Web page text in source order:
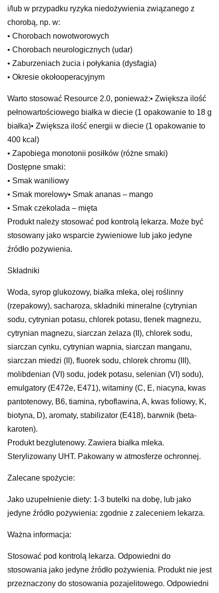
i/lub w przypadku ryzyka niedożywienia związanego z
chorobą, np. w:
• Chorobach nowotworowych
• Chorobach neurologicznych (udar)
• Zaburzeniach żucia i połykania (dysfagia)
• Okresie okołooperacyjnym
Warto stosować Resource 2.0, ponieważ:• Zwiększa ilość
pełnowartościowego białka w diecie (1 opakowanie to 18 g
białka)• Zwiększa ilość energii w diecie (1 opakowanie to
400 kcal)
• Zapobiega monotonii posiłków (różne smaki)
Dostępne smaki:
• Smak waniliowy
• Smak morelowy• Smak ananas – mango
• Smak czekolada – mięta
Produkt należy stosować pod kontrolą lekarza. Może być
stosowany jako wsparcie żywieniowe lub jako jedyne
źródło pożywienia.
Składniki
Woda, syrop glukozowy, białka mleka, olej roślinny
(rzepakowy), sacharoza, składniki mineralne (cytrynian
sodu, cytrynian potasu, chlorek potasu, tlenek magnezu,
cytrynian magnezu, siarczan żelaza (II), chlorek sodu,
siarczan cynku, cytrynian wapnia, siarczan manganu,
siarczan miedzi (II), fluorek sodu, chlorek chromu (III),
molibdenian (VI) sodu, jodek potasu, selenian (VI) sodu),
emulgatory (E472e, E471), witaminy (C, E, niacyna, kwas
pantotenowy, B6, tiamina, ryboflawina, A, kwas foliowy, K,
biotyna, D), aromaty, stabilizator (E418), barwnik (beta-
karoten).
Produkt bezglutenowy. Zawiera białka mleka.
Sterylizowany UHT. Pakowany w atmosferze ochronnej.
Zalecane spożycie:
Jako uzupełnienie diety: 1-3 butelki na dobę, lub jako
jedyne źródło pożywienia: zgodnie z zaleceniem lekarza.
Ważna informacja:
Stosować pod kontrolą lekarza. Odpowiedni do
stosowania jako jedyne źródło pożywienia. Produkt nie jest
przeznaczony do stosowania pozajelitowego. Odpowiedni